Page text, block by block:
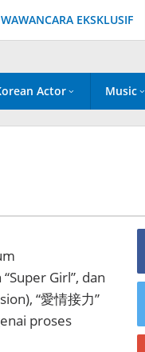
WAWANCARA EKSKLUSIF
Actor Music
Girl”, dan
“愛情接力”
proses